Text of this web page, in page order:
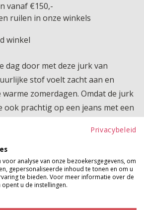
vanaf €150,-
ruilen in onze winkels
winkel
dag door met deze jurk van
stof voelt zacht aan en
zomerdagen. Omdat de jurk
ook prachtig op een jeans met een
bij deze jurk!
Privacybeleid
voor analyse van onze bezoekersgegevens, om
gepersonaliseerde inhoud te tonen en om u
te bieden. Voor meer informatie over de
u de instellingen.